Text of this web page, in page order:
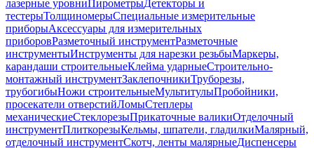
лазерные уровниПирометрыДетекторы и
тестерыТолщиномерыСпециальные измерительные
приборыАксессуары для измерительных
приборовРазметочный инструментРазметочные
инструментыИнструменты для нарезки резьбыМаркеры,
карандаши строительныеКлейма ударныеСтроительно-
монтажный инструментЗаклепочникиТруборезы,
трубогибыНожи строительныеМультитулыПробойники,
просекатели отверстийЛомыСтеплеры
механическиеСтеклорезыПрикаточные валикиОтделочный
инструментПлиткорезыКельмы, шпатели, гладилкиМалярный,
отделочный инструментСкотч, ленты малярныеДиспенсеры